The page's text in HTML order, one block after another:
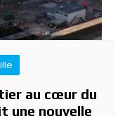
au cœur du
une nouvelle